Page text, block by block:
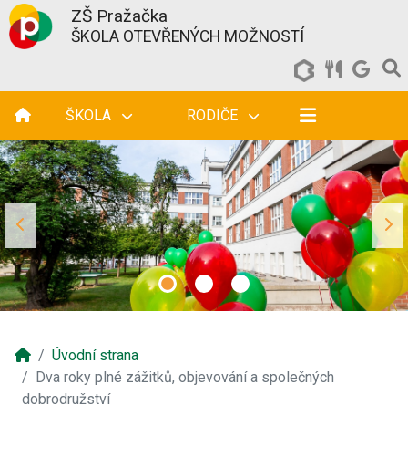
ZŠ Pražačka
ŠKOLA OTEVŘENÝCH MOŽNOSTÍ
ŠKOLA RODIČE
Úvodní strana
Dva roky plné zážitků, objevování a společných
dobrodružství